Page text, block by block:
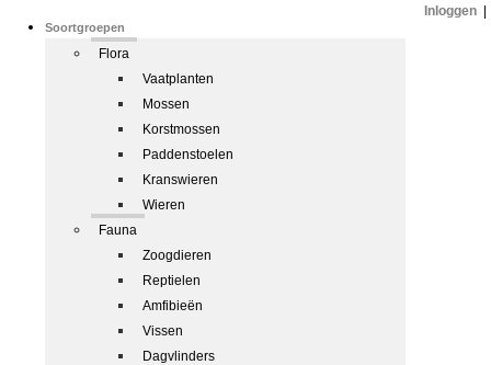
Soortgroepen
Flora
Vaatplanten
Mossen
Korstmossen
Paddenstoelen
Kranswieren
Wieren
Fauna
Zoogdieren
Reptielen
Amfibieën
Vissen
Dagvlinders
Inloggen